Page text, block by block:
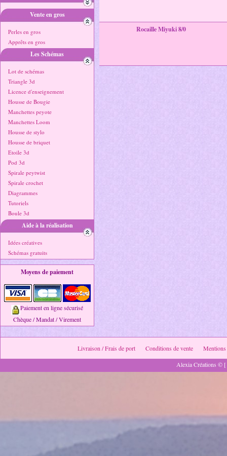
Vente en gros
Perles en gros
Apprêts en gros
Les Schémas
Lot de schémas
Triangle 3d
Licence d'enseignement
Housse de Bougie
Manchettes peyote
Manchettes Loom
Housse de stylo
Housse de briquet
Etoile 3d
Pod 3d
Spirale peytwist
Spirale crochet
Diagrammes
Tutoriels
Boule 3d
Aide à la réalisation
Idées créatives
Schémas gratuits
Moyens de paiement
Paiement en ligne sécurisé
Chèque / Mandat / Virement
Rocaille Miyuki 8/0
Livraison / Frais de port Conditions de vente
Mentions
Alexia Créations ©